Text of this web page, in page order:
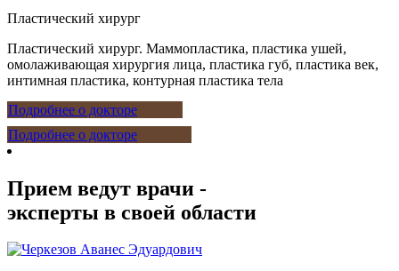
Пластический хирург
Пластический хирург. Маммопластика, пластика ушей,
омолаживающая хирургия лица, пластика губ, пластика век,
интимная пластика, контурная пластика тела
Подробнее о докторе
Подробнее о докторе
Прием ведут врачи -
эксперты в своей области